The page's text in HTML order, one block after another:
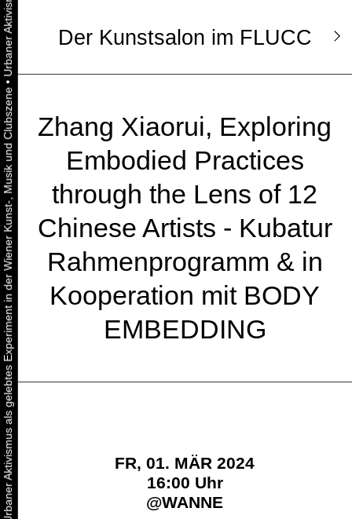
Urbaner Aktivismus als gelebtes Experiment in der Wiener Kunst-, Musik und Clubszene
•
Der Kunstsalon im FLUCC
Zhang Xiaorui, Exploring
Embodied Practices
through the Lens of 12
Chinese Artists - Kubatur
Rahmenprogramm & in
Kooperation mit BODY
EMBEDDING
FR, 01. MÄR 2024
16:00 Uhr
@WANNE